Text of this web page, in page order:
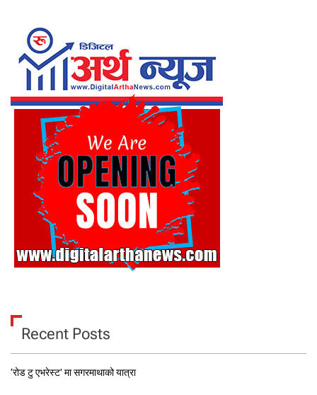
Recent Posts
‘रोड टु एभरेस्ट’ मा सगरमाथाको यात्रा